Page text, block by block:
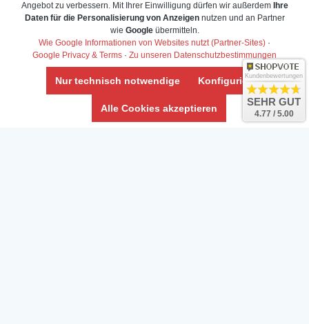
Daten­schutz­erklärung
Widerrufs­recht /Widerrufs­formular
AGB & Info
Impressum
Umwelt und Entsorgung
Vertrag widerrufen
Angebot zu verbessern. Mit Ihrer Einwilligung dürfen wir außerdem Ihre
Daten für die Personalisierung von Anzeigennutzen und an Partner
wie Googleübermitteln.
Wie Google Informationen von Websites nutzt (Partner-Sites) ·
Google Privacy & Terms · Zu unseren Datenschutzbestimmungen
Nur technisch notwendige Konfigurieren
Alle Cookies akzeptieren
Kundenbewertungen
SEHR GUT
4.77 / 5.00